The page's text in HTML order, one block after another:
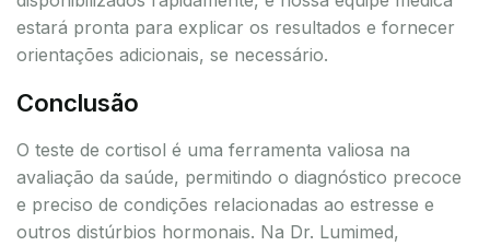
estará pronta para explicar os resultados e fornecer
orientações adicionais, se necessário.
Conclusão
O teste de cortisol é uma ferramenta valiosa na
avaliação da saúde, permitindo o diagnóstico precoce
e preciso de condições relacionadas ao estresse e
outros distúrbios hormonais. Na Dr. Lumimed,